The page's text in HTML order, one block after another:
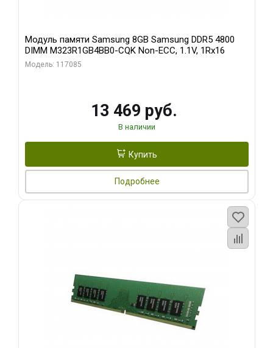
Модуль памяти Samsung 8GB Samsung DDR5 4800
DIMM M323R1GB4BB0-CQK Non-ECC, 1.1V, 1Rx16
Модель: 117085
13 469 руб.
В наличии
Купить
Подробнее